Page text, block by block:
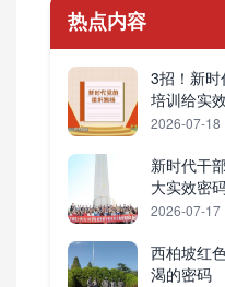
热点内容
3招！新
培训给实
2026-07-18
新时代干
大实效密
2026-07-17
西柏坡红
渴的密码